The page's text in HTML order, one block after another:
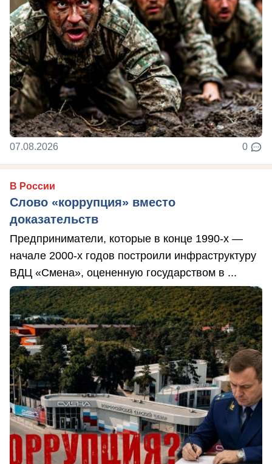
07.08.2026 0
В России
Слово «коррупция» вместо
доказательств
Предприниматели, которые в конце 1990-х —
начале 2000-х годов построили инфраструктуру
ВДЦ «Смена», оцененную государством в ...